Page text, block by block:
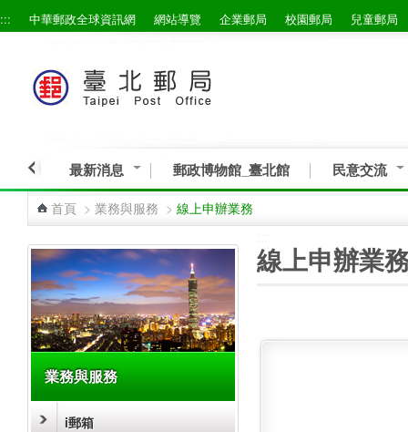
跳到主要內容區塊
::: 中華郵政全球資訊網 網站導覽 企業郵局 校園郵局 兒童郵局
最新消息 郵政博物館_臺北館 民意交流
首頁 > 業務與服務 > 線上申辦業務
業務與服務
i郵箱
線上申辦業